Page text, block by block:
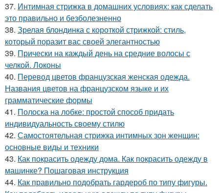
37. Интимная стрижка в домашних условиях: как сделать
это правильно и безболезненно
38. Зрелая блондинка с короткой стрижкой: стиль,
который поразит вас своей элегантностью
39. Прически на каждый день на средние волосы с
челкой. Локоны
40. Перевод цветов французская женская одежда.
Названия цветов на французском языке и их
грамматические формы
41. Полоска на лобке: простой способ придать
индивидуальность своему стилю
42. Самостоятельная стрижка интимных зон женщин:
основные виды и техники
43. Как покрасить одежду дома. Как покрасить одежду в
машинке? Пошаговая инструкция
44. Как правильно подобрать гардероб по типу фигуры.